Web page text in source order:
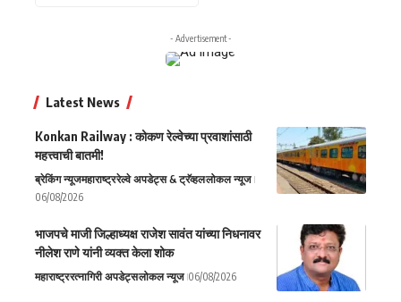
- Advertisement -
Latest News
Konkan Railway : कोकण रेल्वेच्या प्रवाशांसाठी
महत्त्वाची बातमी!
ब्रेकिंग न्यूजमहाराष्ट्ररेल्वे अपडेट्स & ट्रॅव्हललोकल न्यूज
06/08/2026
भाजपचे माजी जिल्हाध्यक्ष राजेश सावंत यांच्या निधनावर
नीलेश राणे यांनी व्यक्त केला शोक
महाराष्ट्ररत्नागिरी अपडेट्सलोकल न्यूज 06/08/2026